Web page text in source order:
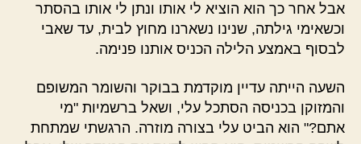
אבל אחר כך הוא הוציא לי אותו ונתן לי אותו בהסתר
וכשאימי גילתה, שנינו נשארנו מחוץ לבית, עד שאבי
לבסוף באמצע הלילה הכניס אותנו פנימה.
השעה הייתה עדיין מוקדמת בבוקר והשומר המשופם
והמזוקן בכניסה הסתכל עלי, ושאל ברשמיות "מי
אתם?" הוא הביט עלי בצורה מוזרה. הרגשתי שמתחת